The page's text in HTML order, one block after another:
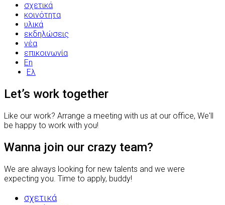
σχετικά
κοινότητα
υλικά
εκδηλώσεις
νέα
επικοινωνία
En
Ελ
Let’s work together
Like our work? Arrange a meeting with us at our office, We'll
be happy to work with you!
Wanna join our crazy team?
We are always looking for new talents and we were
expecting you. Time to apply, buddy!
σχετικά